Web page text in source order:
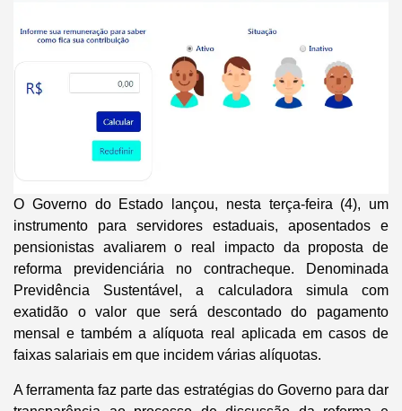
O Governo do Estado lançou, nesta terça-feira (4), um
instrumento para servidores estaduais, aposentados e
pensionistas avaliarem o real impacto da proposta de
reforma previdenciária no contracheque. Denominada
Previdência Sustentável, a calculadora simula com
exatidão o valor que será descontado do pagamento
mensal e também a alíquota real aplicada em casos de
faixas salariais em que incidem várias alíquotas.
A ferramenta faz parte das estratégias do Governo para dar